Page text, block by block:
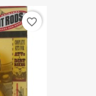
favorite_border